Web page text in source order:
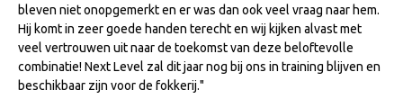
Animal Health Regulation
Gids voor Goede Praktijken
Marktplaats
bleven niet onopgemerkt en er was dan ook veel vraag naar hem.
Hij komt in zeer goede handen terecht en wij kijken alvast met
veel vertrouwen uit naar de toekomst van deze beloftevolle
combinatie! Next Level zal dit jaar nog bij ons in training blijven en
beschikbaar zijn voor de fokkerij."